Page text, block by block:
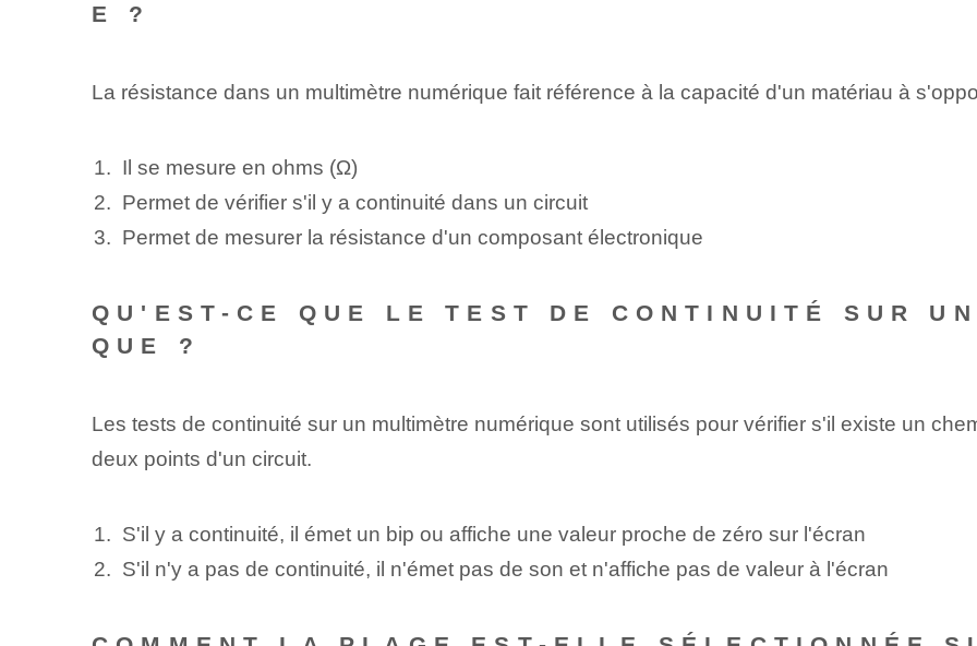
E ?
La résistance dans un multimètre numérique fait référence à la capacité d'un matériau à
Il se mesure en ohms (Ω)
Permet de ‌vérifier s'il y a⁢ continuité⁤ dans un circuit
Permet de mesurer la résistance d'un composant électronique
QU'EST-CE QUE LE TEST DE CONTINUITÉ SUR
QUE ?
Les tests de continuité sur un multimètre numérique sont utilisés pour vérifier s'il existe un
deux points d'un circuit.
S'il y a continuité, il émet un bip⁢ ou ⁤affiche une valeur proche de zéro‍ sur l'écran
S'il n'y a pas de continuité, il n'émet pas de son et n'affiche pas de valeur à l'écran